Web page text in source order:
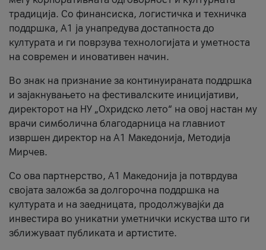
традиција. Со финансиска, логистичка и техничка
поддршка, A1 ја унапредува достапноста до
културата и ги поврзува технологијата и уметноста
на современ и иновативен начин.
Во знак на признание за континуираната поддршка
и зајакнувањето на фестивалските иницијативи,
директорот на НУ „Охридско лето“ на овој настан му
врачи симболична благодарница на главниот
извршен директор на A1 Македонија, Методија
Мирчев.
Со ова партнерство, A1 Македонија ја потврдува
својата заложба за долгорочна поддршка на
културата и на заедницата, продолжувајќи да
инвестира во уникатни уметнички искуства што ги
зближуваат публиката и артистите.